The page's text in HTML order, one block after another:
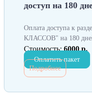
доступ на 180
Оплата доступа к
КЛАССОВ" на 180
Стоимость: 6000 р.
Оплатить пакет
Подробнее